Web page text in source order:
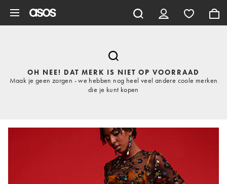
OH NEE! DAT MERK IS NIET OP VOORRAAD
Maak je geen zorgen - we hebben nog heel veel andere coole merken
die je kunt kopen